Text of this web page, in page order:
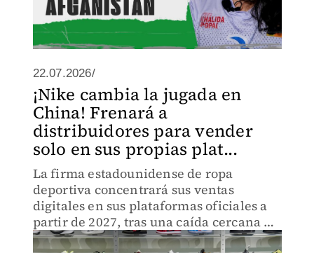
22.07.2026/
¡Nike cambia la jugada en
China! Frenará a
distribuidores para vender
solo en sus propias plat...
La firma estadounidense de ropa
deportiva concentrará sus ventas
digitales en sus plataformas oficiales a
partir de 2027, tras una caída cercana al
30% en sus ingresos en ese mercado.